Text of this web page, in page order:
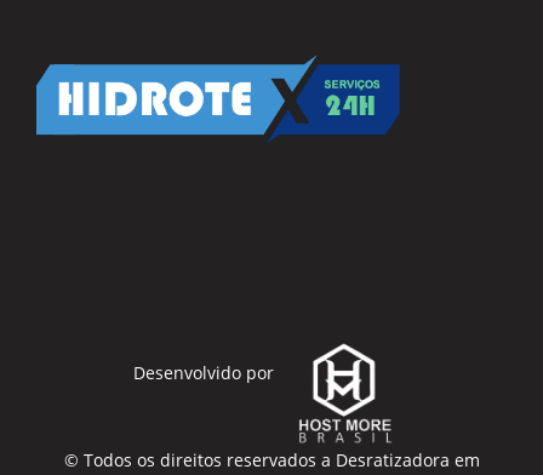
Desenvolvido por
© Todos os direitos reservados a Desratizadora em